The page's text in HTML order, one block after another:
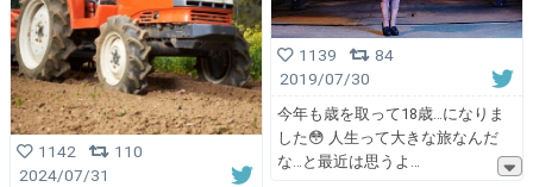
1142
110
2024/07/31
1139
84
2019/07/30
今年も歳を取って18歳…になりま
した😳 人生って大きな旅なんだ
な…と最近は思うよ